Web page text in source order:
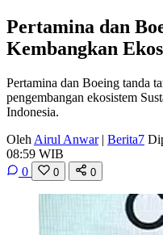
Pertamina dan
Kembangkan
Pertamina dan Boeing tanda
pengembangan ekosistem
Indonesia.
Oleh Airul Anwar | Berita7
08:59 WIB
0
0 0